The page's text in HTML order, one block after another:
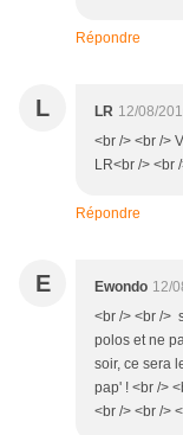
Répondre
L LR 12/08/
<br /> <br />
LR<br /> <br
Répondre
E Ewondo 12/
<br /> <br />
polos et ne
soir, ce sera
pap' ! <br />
<br /> <br />